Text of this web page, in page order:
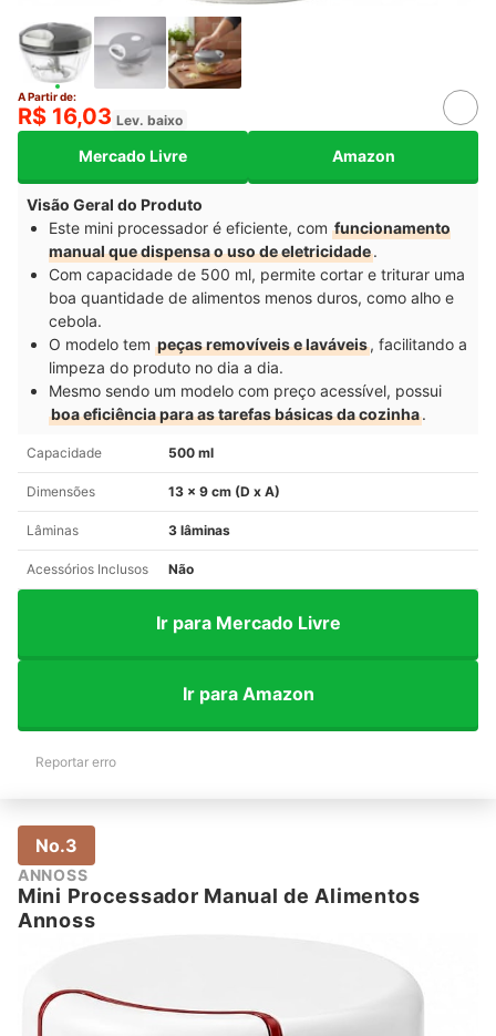
A Partir de:
R$ 16,03 Lev. baixo
Mercado Livre Amazon
Visão Geral do Produto
Este mini processador é eficiente, com funcionamento
manual que dispensa o uso de eletricidade.
Com capacidade de 500 ml, permite cortar e triturar uma
boa quantidade de alimentos menos duros, como alho e
cebola.
O modelo tem peças removíveis e laváveis, facilitando a
limpeza do produto no dia a dia.
Mesmo sendo um modelo com preço acessível, possui
boa eficiência para as tarefas básicas da cozinha.
Capacidade 500 ml
Dimensões 13 x 9 cm (D x A)
Lâminas 3 lâminas
Acessórios Inclusos Não
Ir para Mercado Livre
Ir para Amazon
Reportar erro
No.3
ANNOSS
Mini Processador Manual de Alimentos
Annoss